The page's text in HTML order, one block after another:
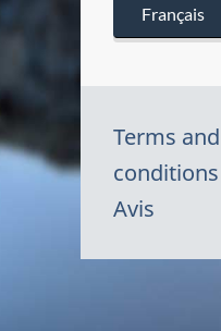
Français
Terms and
conditions
Avis